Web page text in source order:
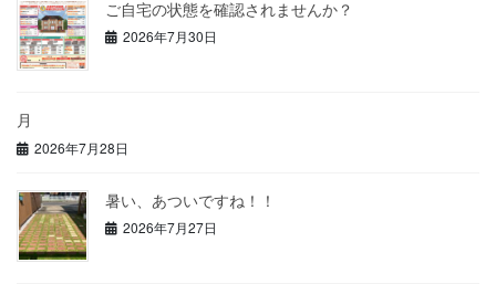
ご自宅の状態を確認されませんか？
2026年7月30日
月
2026年7月28日
暑い、あついですね！！
2026年7月27日